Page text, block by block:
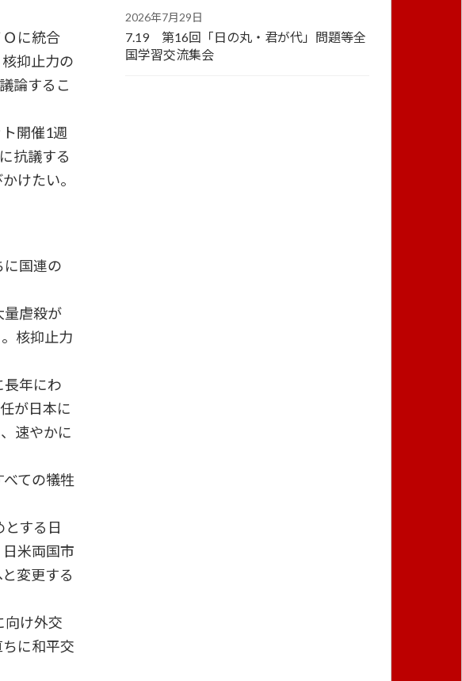
に統合
抑止力の
論するこ
開催1週
抗議する
けたい。
に国連の
量虐殺が
核抑止力
長年にわ
が日本に
速やかに
ての犠牲
する日
米両国市
変更する
向け外交
に和平交
2026年7月29日
7.19 第16回「日の丸・君が代」問題等全
国学習交流集会